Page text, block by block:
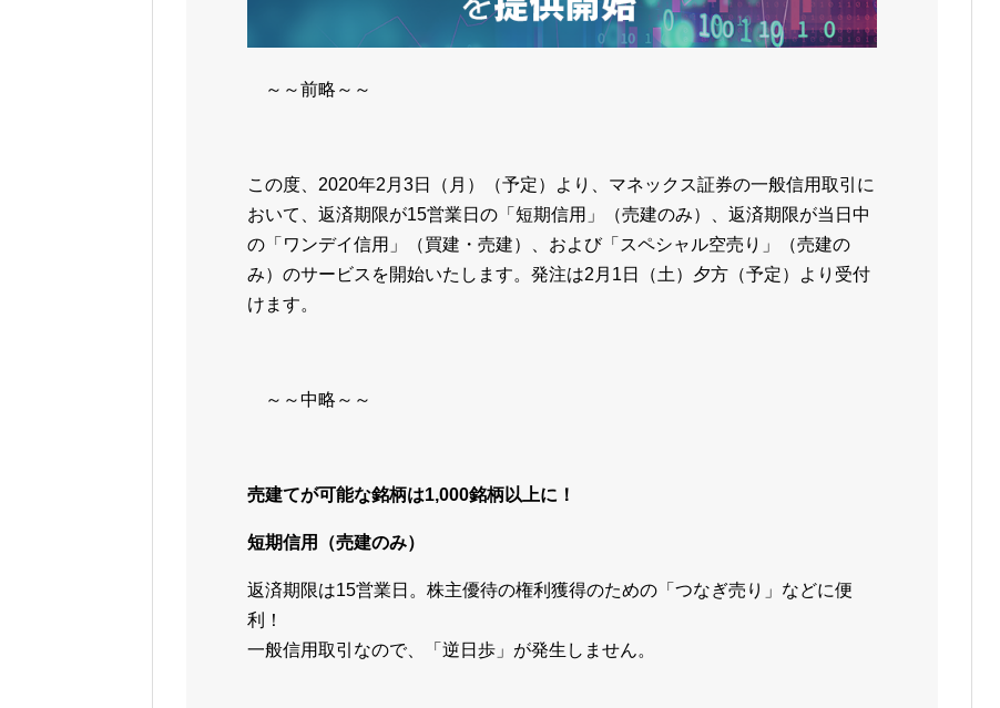
～～前略～～
この度、2020年2月3日（月）（予定）より、マネックス証券の一般信用取引に
おいて、返済期限が15営業日の「短期信用」（売建のみ）、返済期限が当日中
の「ワンデイ信用」（買建・売建）、および「スペシャル空売り」（売建の
み）のサービスを開始いたします。発注は2月1日（土）夕方（予定）より受付
けます。
～～中略～～
売建てが可能な銘柄は1,000銘柄以上に！
短期信用（売建のみ）
返済期限は15営業日。株主優待の権利獲得のための「つなぎ売り」などに便
利！
一般信用取引なので、「逆日歩」が発生しません。